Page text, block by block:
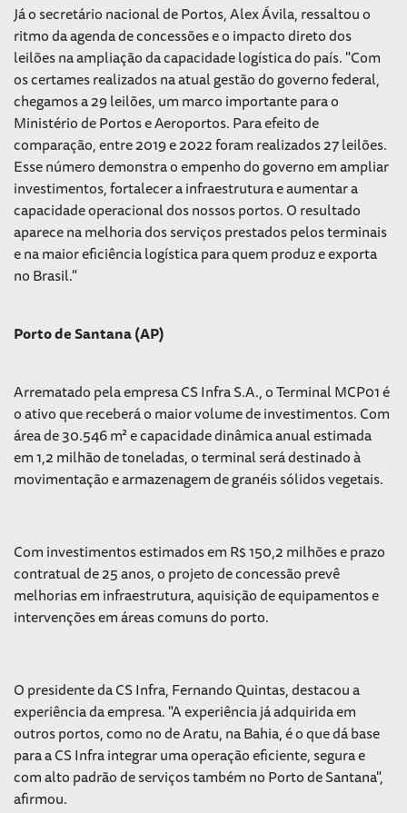
Já o secretário nacional de Portos, Alex Ávila, ressaltou o
ritmo da agenda de concessões e o impacto direto dos
leilões na ampliação da capacidade logística do país. "Com
os certames realizados na atual gestão do governo federal,
chegamos a 29 leilões, um marco importante para o
Ministério de Portos e Aeroportos. Para efeito de
comparação, entre 2019 e 2022 foram realizados 27 leilões.
Esse número demonstra o empenho do governo em ampliar
investimentos, fortalecer a infraestrutura e aumentar a
capacidade operacional dos nossos portos. O resultado
aparece na melhoria dos serviços prestados pelos terminais
e na maior eficiência logística para quem produz e exporta
no Brasil."
Porto de Santana (AP)
Arrematado pela empresa CS Infra S.A., o Terminal MCP01 é
o ativo que receberá o maior volume de investimentos. Com
área de 30.546 m² e capacidade dinâmica anual estimada
em 1,2 milhão de toneladas, o terminal será destinado à
movimentação e armazenagem de granéis sólidos vegetais.
Com investimentos estimados em R$ 150,2 milhões e prazo
contratual de 25 anos, o projeto de concessão prevê
melhorias em infraestrutura, aquisição de equipamentos e
intervenções em áreas comuns do porto.
O presidente da CS Infra, Fernando Quintas, destacou a
experiência da empresa. "A experiência já adquirida em
outros portos, como no de Aratu, na Bahia, é o que dá base
para a CS Infra integrar uma operação eficiente, segura e
com alto padrão de serviços também no Porto de Santana",
afirmou.